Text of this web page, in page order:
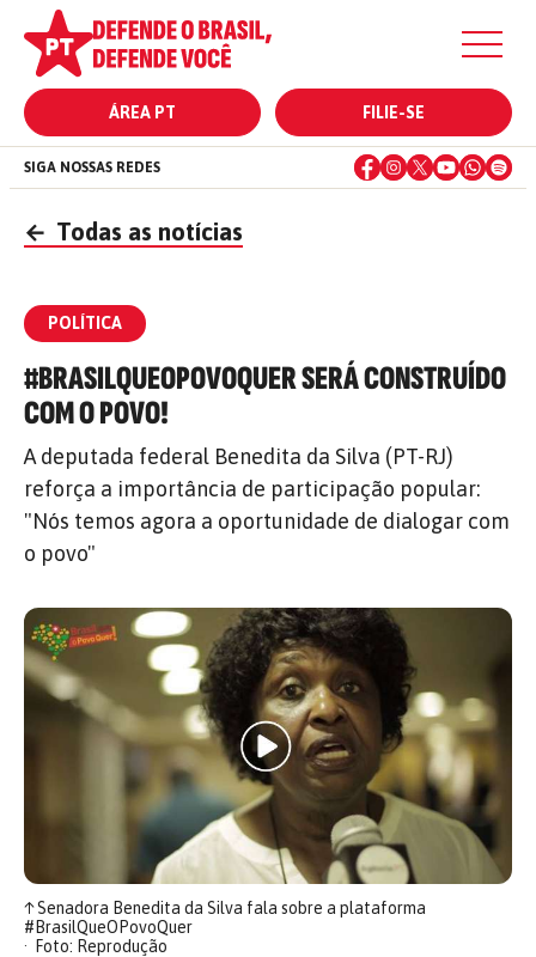
ÁREA PT FILIE-SE
SIGA NOSSAS REDES
← Todas as notícias
POLÍTICA
#BRASILQUEOPOVOQUER SERÁ CONSTRUÍDO
COM O POVO!
A deputada federal Benedita da Silva (PT-RJ)
reforça a importância de participação popular:
"Nós temos agora a oportunidade de dialogar com
o povo"
↑Senadora Benedita da Silva fala sobre a plataforma
#BrasilQueOPovoQuer
Foto: Reprodução